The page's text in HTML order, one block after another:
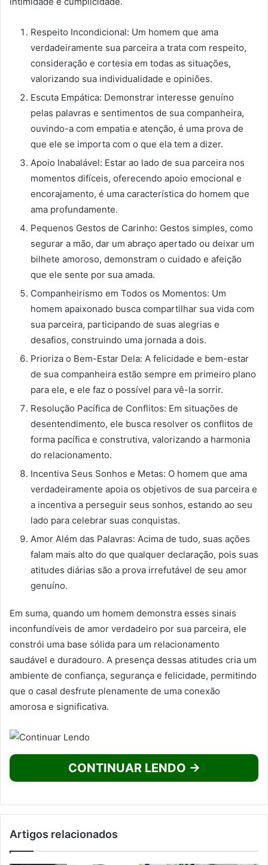
Respeito Incondicional: Um homem que ama
verdadeiramente sua parceira a trata com respeito,
consideração e cortesia em todas as situações,
valorizando sua individualidade e opiniões.
Escuta Empática: Demonstrar interesse genuíno
pelas palavras e sentimentos de sua companheira,
ouvindo-a com empatia e atenção, é uma prova de
que ele se importa com o que ela tem a dizer.
Apoio Inabalável: Estar ao lado de sua parceira nos
momentos difíceis, oferecendo apoio emocional e
encorajamento, é uma característica do homem que
ama profundamente.
Pequenos Gestos de Carinho: Gestos simples, como
segurar a mão, dar um abraço apertado ou deixar um
bilhete amoroso, demonstram o cuidado e afeição
que ele sente por sua amada.
Companheirismo em Todos os Momentos: Um
homem apaixonado busca compartilhar sua vida com
sua parceira, participando de suas alegrias e
desafios, construindo uma jornada a dois.
Prioriza o Bem-Estar Dela: A felicidade e bem-estar
de sua companheira estão sempre em primeiro plano
para ele, e ele faz o possível para vê-la sorrir.
Resolução Pacífica de Conflitos: Em situações de
desentendimento, ele busca resolver os conflitos de
forma pacífica e construtiva, valorizando a harmonia
do relacionamento.
Incentiva Seus Sonhos e Metas: O homem que ama
verdadeiramente apoia os objetivos de sua parceira e
a incentiva a perseguir seus sonhos, estando ao seu
lado para celebrar suas conquistas.
Amor Além das Palavras: Acima de tudo, suas ações
falam mais alto do que qualquer declaração, pois suas
atitudes diárias são a prova irrefutável de seu amor
genuíno.
Em suma, quando um homem demonstra esses sinais
inconfundíveis de amor verdadeiro por sua parceira, ele
constrói uma base sólida para um relacionamento
saudável e duradouro. A presença dessas atitudes cria um
ambiente de confiança, segurança e felicidade, permitindo
que o casal desfrute plenamente de uma conexão
amorosa e significativa.
CONTINUAR LENDO →
Artigos relacionados